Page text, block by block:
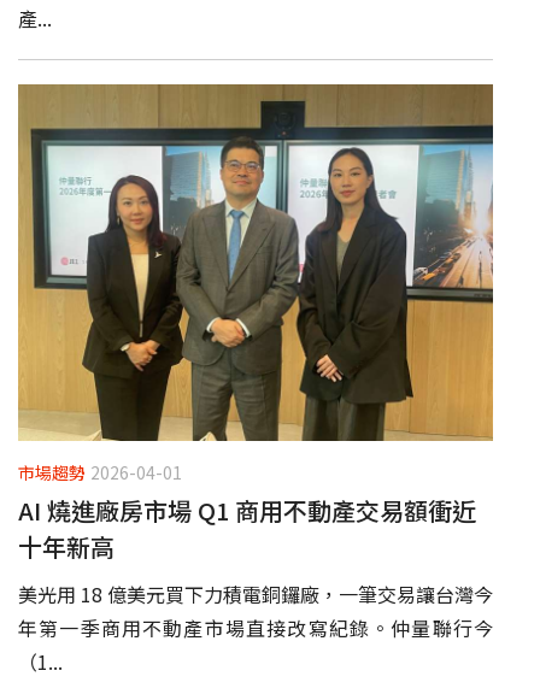
產...
市場趨勢 2026-04-01
AI 燒進廠房市場 Q1 商用不動產交易額衝近
十年新高
美光用 18 億美元買下力積電銅鑼廠，一筆交易讓台灣今
年第一季商用不動產市場直接改寫紀錄。仲量聯行今
（1...